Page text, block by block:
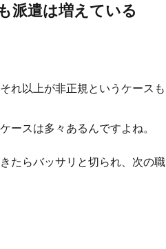
派遣は増えている
れ以上が非正規というケースも
ースは多々あるんですよね。
たらバッサリと切られ、次の職